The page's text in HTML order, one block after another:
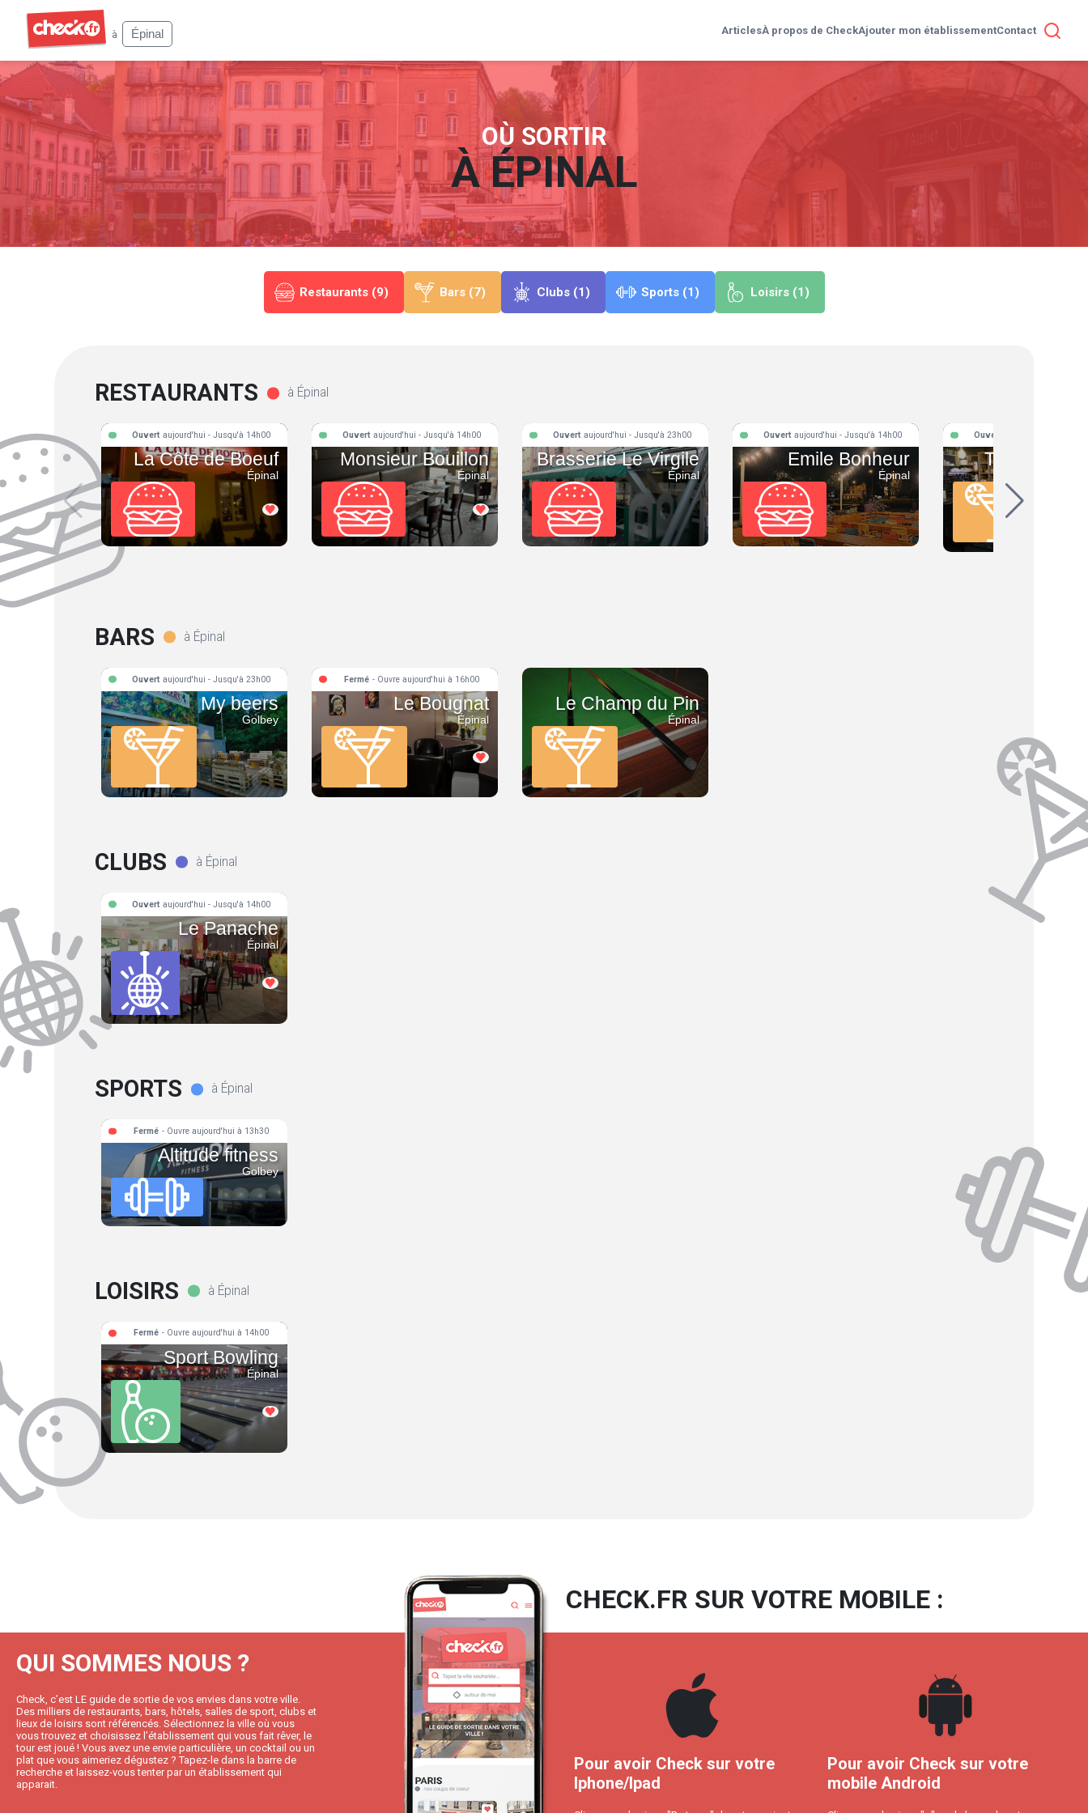
à
Épinal ArticlesÀ propos de CheckAjouter mon établissementContact
OÙ SORTIR
ÀÉPINAL
Restaurants (9) Bars (7) Clubs (1) Sports (1) Loisirs (1)
RESTAURANTS à Épinal
La Côte de Boeuf
Épinal
Ouvert aujourd'hui - Jusqu'à 14h00
Monsieur Bouillon
Épinal
Ouvert aujourd'hui - Jusqu'à 14h00
Brasserie Le Virgile
Épinal
Ouvert aujourd'hui - Jusqu'à 23h00
Emile Bonheur
Épinal
Ouvert aujourd'hui - Jusqu'à 14h00
The Place
Ouvert
BARS à Épinal
My beers
Golbey
Ouvert aujourd'hui - Jusqu'à 23h00
Le Bougnat
Épinal
Fermé - Ouvre aujourd'hui à 16h00
Le Champ du Pin
Épinal
CLUBS à Épinal
Le Panache
Épinal
Ouvert aujourd'hui - Jusqu'à 14h00
SPORTS à Épinal
Altitude fitness
Golbey
Fermé - Ouvre aujourd'hui à 13h30
LOISIRS à Épinal
Sport Bowling
Épinal
Fermé - Ouvre aujourd'hui à 14h00
QUI SOMMES NOUS ?
Check, c’est LE guide de sortie de vos envies dans votre ville.
Des milliers de restaurants, bars, hôtels, salles de sport, clubs et
lieux de loisirs sont référencés. Sélectionnez la ville où vous
vous trouvez et choisissez l’établissement qui vous fait rêver, le
tour est joué ! Vous avez une envie particulière, un cocktail ou un
plat que vous aimeriez dégustez ? Tapez-le dans la barre de
recherche et laissez-vous tenter par un établissement qui
apparait.
CHECK.FR SUR VOTRE MOBILE :
Pour avoir Check sur votre
Iphone/Ipad
Pour avoir Check sur votre
mobile Android